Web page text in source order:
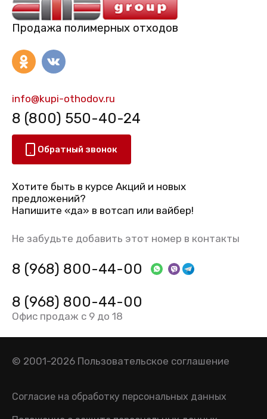
Продажа полимерных отходов
info@kupi-othodov.ru
8 (800) 550-40-24
Обратный звонок
Хотите быть в курсе Акций и новых
предложений?
Напишите «да» в вотсап или вайбер!
Не забудьте добавить этот номер в контакты
8 (968) 800-44-00
8 (968) 800-44-00
Офис продаж с 9 до 18
© 2001-2026 Пользовательское соглашение
Согласие на обработку персональных данных